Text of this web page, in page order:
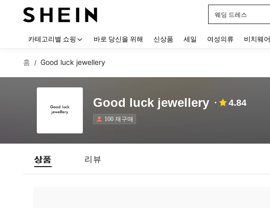
웨딩 드레스
카테고리별 쇼핑 바로 당신을 위해 신상품 세일 여성의류 비치웨어
홈 / Good luck jewellery
Good luck jewellery 4.84
100 재구매
상품 리뷰